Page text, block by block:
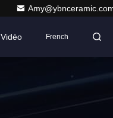
Vidéo French